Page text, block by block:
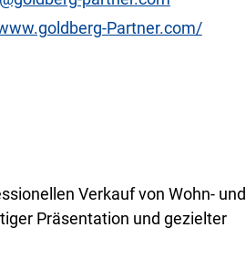
Partner.com/
Verkauf von Wohn- und
Präsentation und gezielter